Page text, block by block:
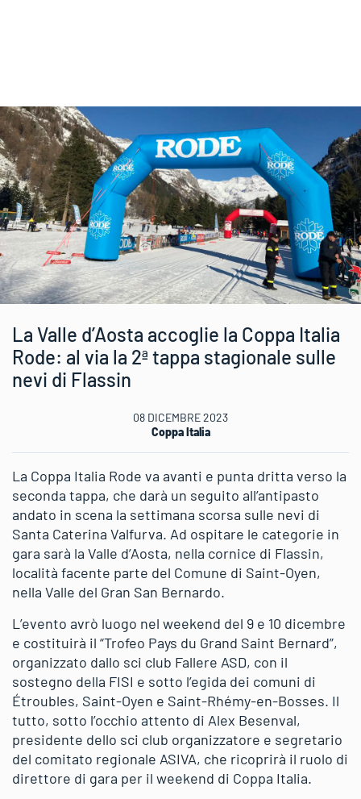
La Valle d’Aosta accoglie la Coppa Italia
Rode: al via la 2ª tappa stagionale sulle
nevi di Flassin
08 DICEMBRE 2023
Coppa Italia
La Coppa Italia Rode va avanti e punta dritta verso la
seconda tappa, che darà un seguito all’antipasto
andato in scena la settimana scorsa sulle nevi di
Santa Caterina Valfurva. Ad ospitare le categorie in
gara sarà la Valle d’Aosta, nella cornice di Flassin,
località facente parte del Comune di Saint-Oyen,
nella Valle del Gran San Bernardo.
L’evento avrò luogo nel weekend del 9 e 10 dicembre
e costituirà il “Trofeo Pays du Grand Saint Bernard”,
organizzato dallo sci club Fallere ASD, con il
sostegno della FISI e sotto l’egida dei comuni di
Étroubles, Saint-Oyen e Saint-Rhémy-en-Bosses. Il
tutto, sotto l’occhio attento di Alex Besenval,
presidente dello sci club organizzatore e segretario
del comitato regionale ASIVA, che ricoprirà il ruolo di
direttore di gara per il weekend di Coppa Italia.